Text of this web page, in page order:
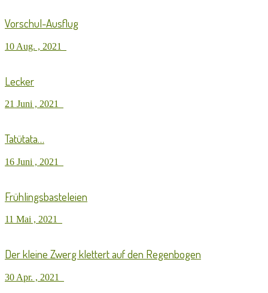
Vorschul-Ausflug
10 Aug. , 2021
Lecker
21 Juni , 2021
Tatütata…
16 Juni , 2021
Frühlingsbasteleien
11 Mai , 2021
Der kleine Zwerg klettert auf den Regenbogen
30 Apr. , 2021